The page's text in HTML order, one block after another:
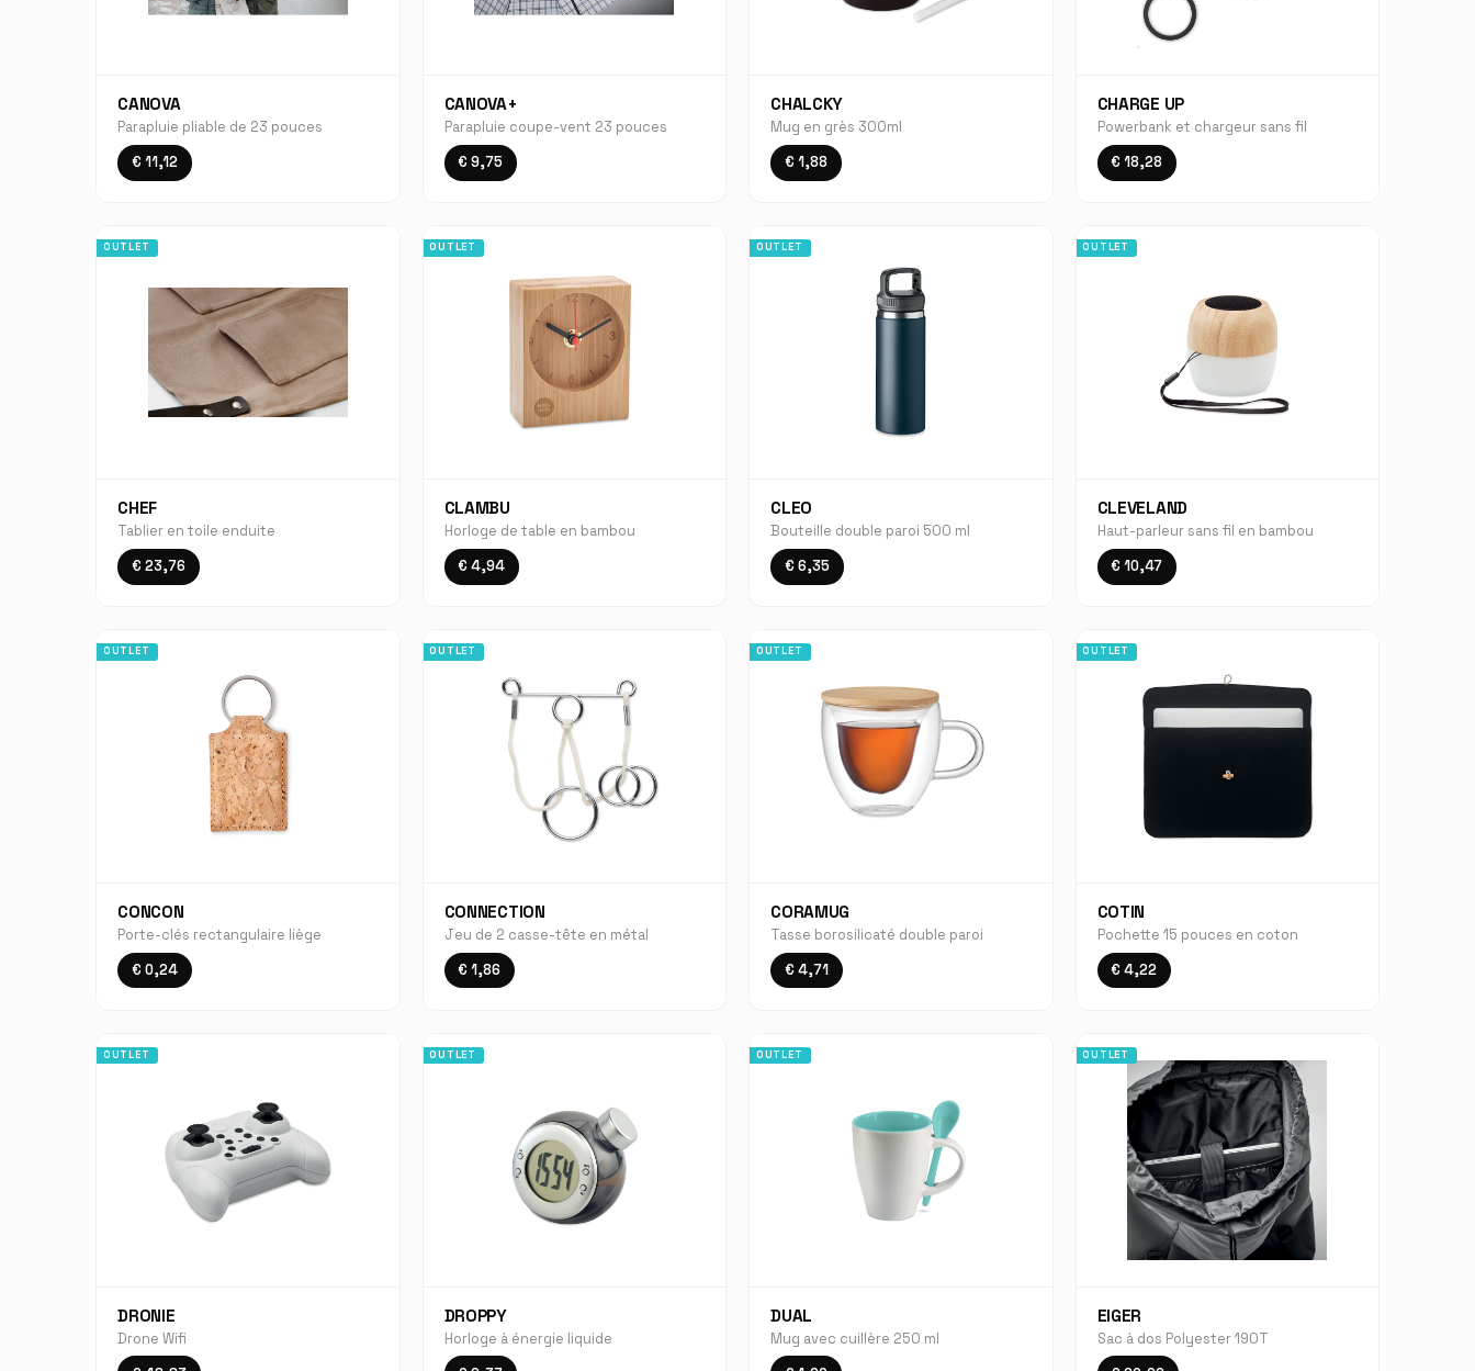
CANOVA
Parapluie pliable de 23 pouces
€ 11,12
CANOVA+
Parapluie coupe-vent 23 pouces
€ 9,75
CHALCKY
Mug en grès 300ml
€ 1,88
CHARGE UP
Powerbank et chargeur sans fil
€ 18,28
OUTLET
CHEF
Tablier en toile enduite
€ 23,76
OUTLET
CLAMBU
Horloge de table en bambou
€ 4,94
OUTLET
CLEO
Bouteille double paroi 500 ml
€ 6,35
OUTLET
CLEVELAND
Haut-parleur sans fil en bambou
€ 10,47
OUTLET
CONCON
Porte-clés rectangulaire liège
€ 0,24
OUTLET
CONNECTION
Jeu de 2 casse-tête en métal
€ 1,86
OUTLET
CORAMUG
Tasse borosilicaté double paroi
€ 4,71
OUTLET
COTIN
Pochette 15 pouces en coton
€ 4,22
OUTLET
DRONIE
Drone Wifi
OUTLET
DROPPY
Horloge à énergie liquide
OUTLET
DUAL
Mug avec cuillère 250 ml
OUTLET
EIGER
Sac à dos Polyester 190T